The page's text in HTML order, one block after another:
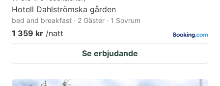
Hotell Dahlströmska gården
bed and breakfast · 2 Gäster · 1 Sovrum
1 359 kr /natt
Se erbjudande